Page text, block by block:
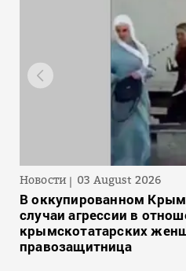
Новости 03 August 2026
В оккупированном
случаи агрессии в
крымскотатарских
правозащитница